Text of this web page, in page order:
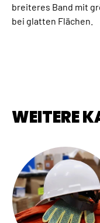
breiteres Band mit
bei glatten Flächen.
WEITERE